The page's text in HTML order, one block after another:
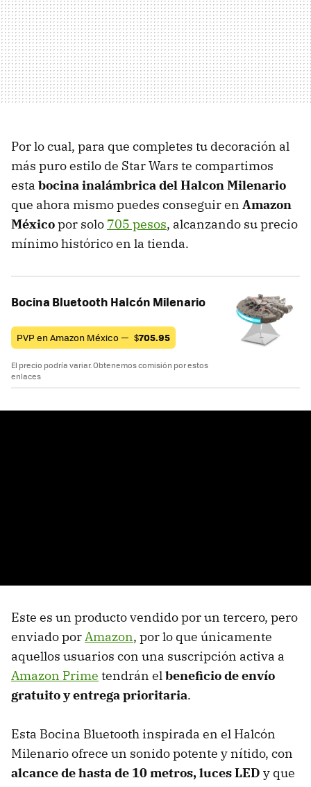
Por lo cual, para que completes tu decoración al
más puro estilo de Star Wars te compartimos
esta bocina inalámbrica del Halcon Milenario
que ahora mismo puedes conseguir en Amazon
Méxicopor solo 705 pesos, alcanzando su precio
mínimo histórico en la tienda.
Bocina Bluetooth Halcón Milenario
PVP en Amazon México — $705.95
El precio podría variar. Obtenemos comisión por estos
enlaces
Este es un producto vendido por un tercero, pero
enviado porAmazon, por lo que únicamente
aquellos usuarios con una suscripción activa a
Amazon Prime tendrán elbeneficio de envío
gratuito y entrega prioritaria.
Esta Bocina Bluetooth inspirada en el Halcón
Milenario ofrece un sonido potente y nítido, con
alcance de hasta de 10 metros, luces LED y que